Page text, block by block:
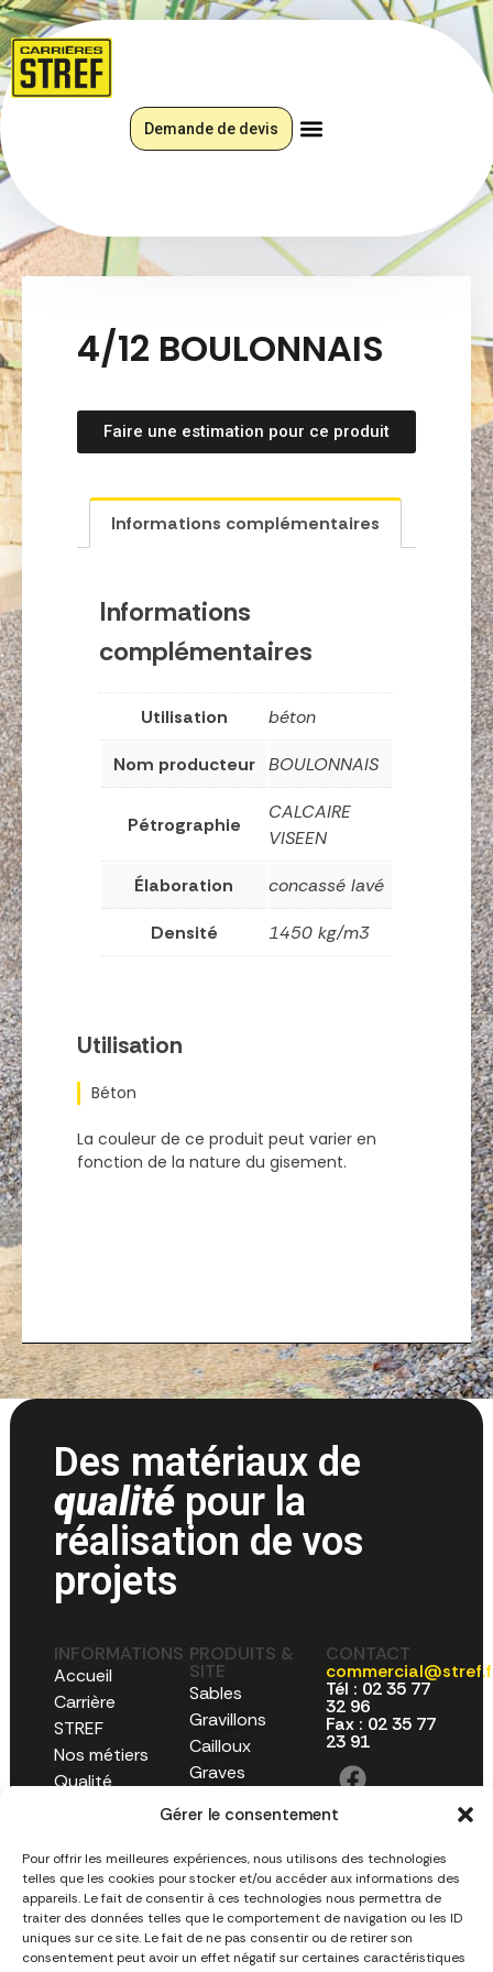
Gérer le consentement
Pour offrir les meilleures expériences, nous utilisons des technologies
telles que les cookies pour stocker et/ou accéder aux informations des
appareils. Le fait de consentir à ces technologies nous permettra de
traiter des données telles que le comportement de navigation ou les ID
uniques sur ce site. Le fait de ne pas consentir ou de retirer son
consentement peut avoir un effet négatif sur certaines caractéristiques
Demande de devis
4/12 BOULONNAIS
Faire une estimation pour ce produit
Informations complémentaires
Informations
complémentaires
Utilisation béton
Nom producteur BOULONNAIS
Pétrographie
CALCAIRE
VISEEN
Élaboration concassé lavé
Densité 1450 kg/m3
Utilisation
Béton
La couleur de ce produit peut varier en
fonction de la nature du gisement.
Des matériaux de
qualitépour la
réalisation de vos
projets
INFORMATIONS
Accueil
Carrière
STREF
Nos métiers
Qualité
PRODUITS &
SITE
Sables
Gravillons
Cailloux
Graves
CONTACT
Tél : 02 35 77
32 96
Fax : 02 35 77
23 91